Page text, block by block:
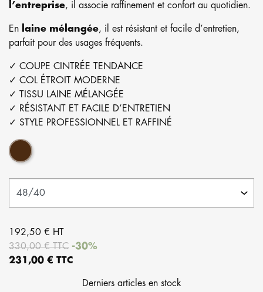
l’entreprise, il associe raffinement et confort au quotidien.
En laine mélangée, il est résistant et facile d’entretien,
parfait pour des usages fréquents.
✓ COUPE CINTRÉE TENDANCE
✓ COL ÉTROIT MODERNE
✓ TISSU LAINE MÉLANGÉE
✓ RÉSISTANT ET FACILE D’ENTRETIEN
✓ STYLE PROFESSIONNEL ET RAFFINÉ
Marron
192,50 € HT
330,00 € TTC -30%
231,00 € TTC
Derniers articles en stock